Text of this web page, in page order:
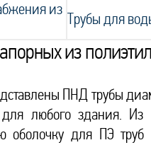
из
Трубы для
из
ПНД трубы
для любого здания.
оболочку для ПЭ